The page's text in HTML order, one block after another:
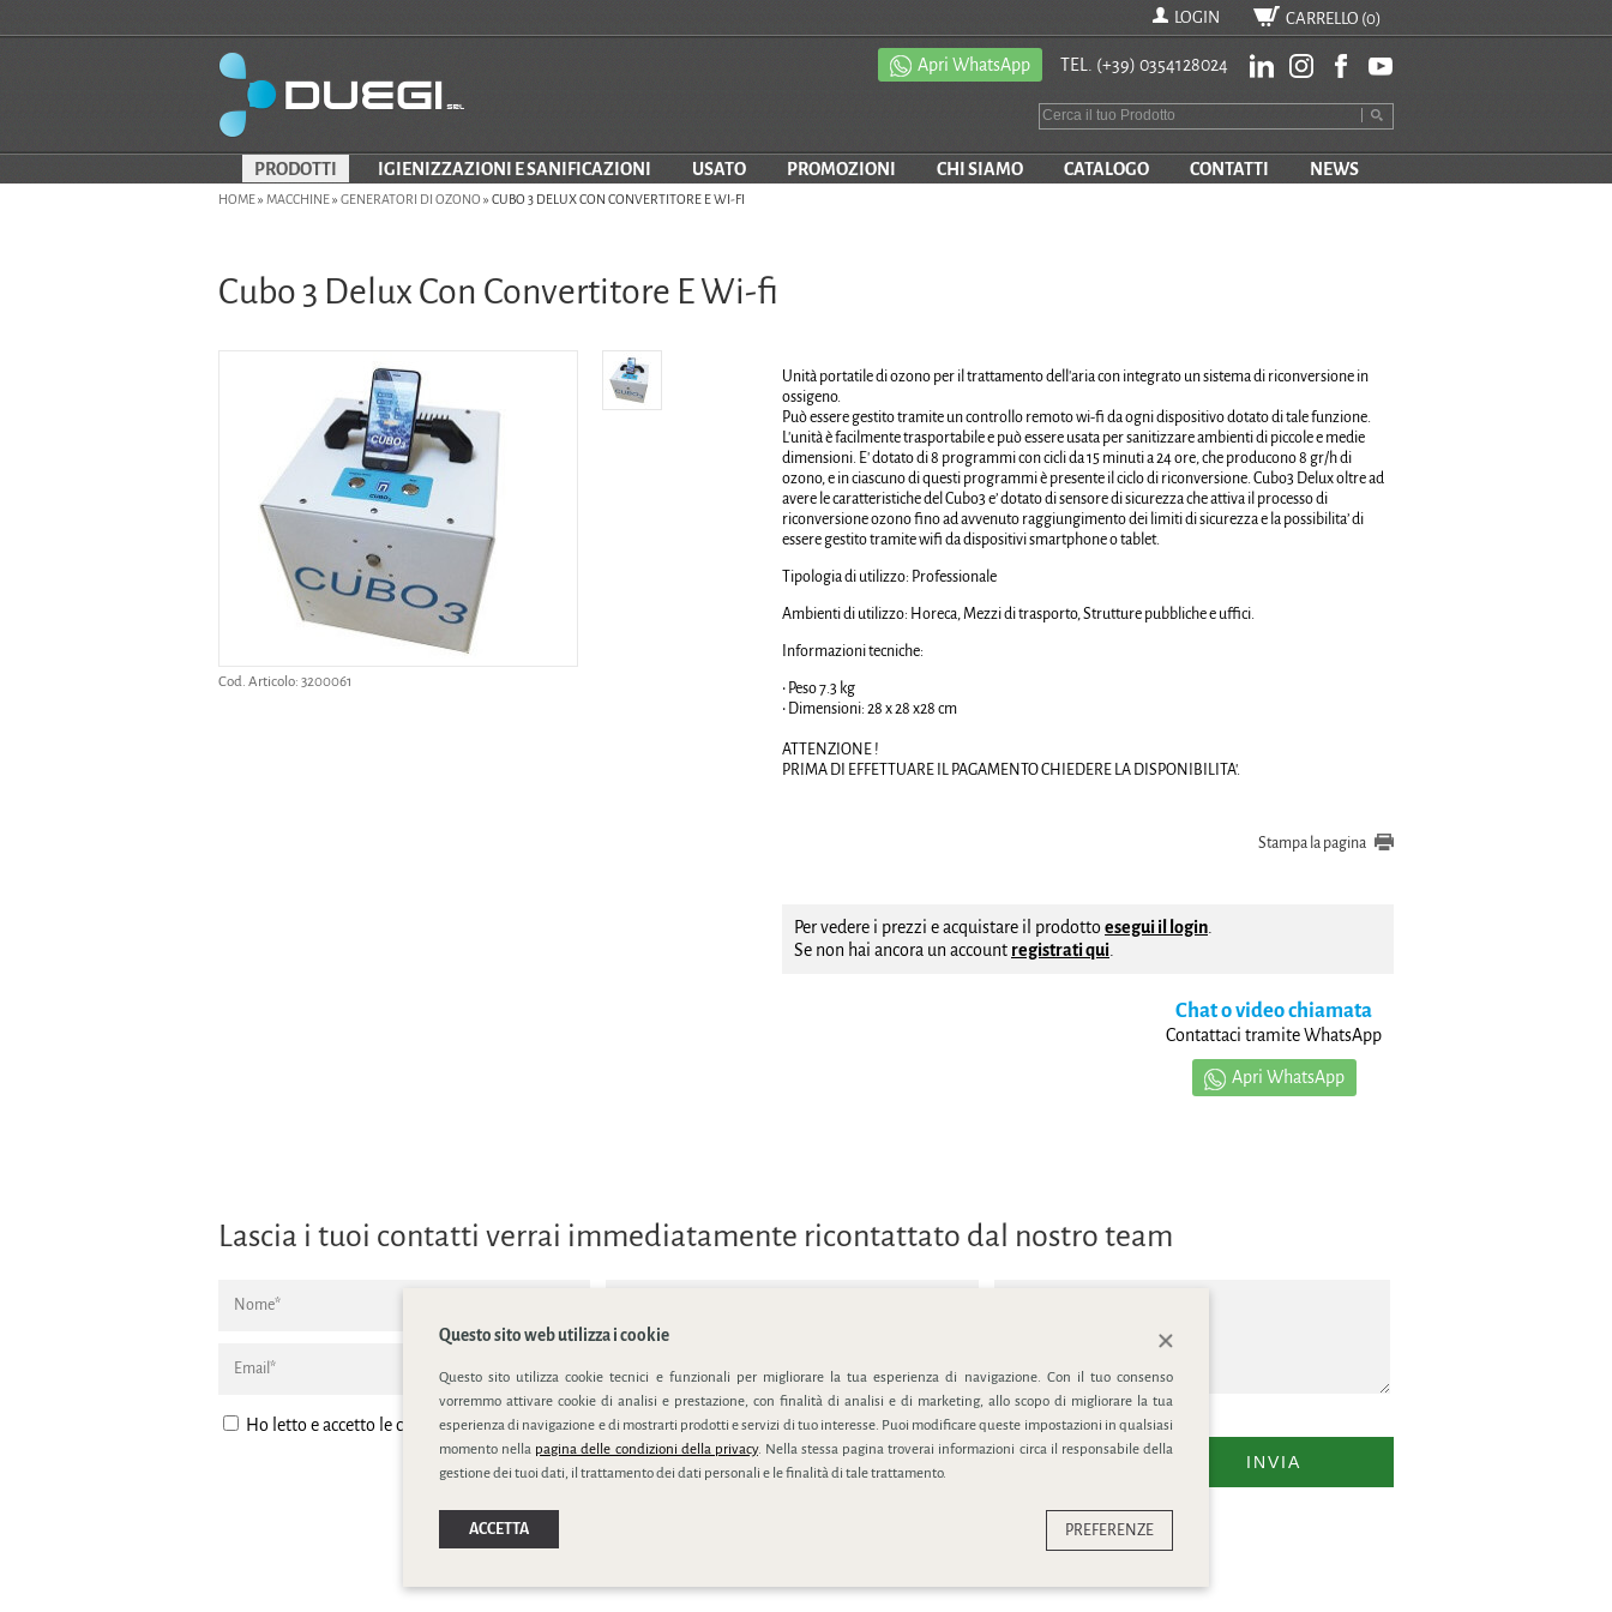
LOGIN CARRELLO (0)
Apri WhatsApp TEL. (+39) 0354128024
PRODOTTI IGIENIZZAZIONI E SANIFICAZIONI USATO PROMOZIONI CHI SIAMO CATALOGO CONTATTI NEWS
HOME» MACCHINE» GENERATORI DI OZONO » CUBO 3 DELUX CON CONVERTITORE E WI-FI
Cubo 3 Delux Con Convertitore E Wi-fi
Cod. Articolo: 3200061
Unità portatile di ozono per il trattamento dell'aria con integrato un sistema di riconversione in
ossigeno.
Può essere gestito tramite un controllo remoto wi-fi da ogni dispositivo dotato di tale funzione.
L'unità è facilmente trasportabile e può essere usata per sanitizzare ambienti di piccole e medie
dimensioni. E' dotato di 8 programmi con cicli da 15 minuti a 24 ore, che producono 8 gr/h di
ozono, e in ciascuno di questi programmi è presente il ciclo di riconversione. Cubo3 Delux oltre ad
avere le caratteristiche del Cubo3 e’ dotato di sensore di sicurezza che attiva il processo di
riconversione ozono fino ad avvenuto raggiungimento dei limiti di sicurezza e la possibilita’ di
essere gestito tramite wifi da dispositivi smartphone o tablet.
Tipologia di utilizzo: Professionale
Ambienti di utilizzo: Horeca, Mezzi di trasporto, Strutture pubbliche e uffici.
Informazioni tecniche:
• Peso 7.3 kg
• Dimensioni: 28 x 28 x28 cm
ATTENZIONE !
PRIMA DI EFFETTUARE IL PAGAMENTO CHIEDERE LA DISPONIBILITA'.
Stampa la pagina
Per vedere i prezzi e acquistare il prodottoesegui il login.
Se non hai ancora un account registrati qui.
Chat o video chiamata
Contattaci tramite WhatsApp
Apri WhatsApp
Lascia i tuoi contatti verrai immediatamente ricontattato dal nostro team
Ho letto e accetto le condizione della privacy policy
INVIA
Questo sito web utilizza i cookie
Questo sito utilizza cookie tecnici e funzionali per migliorare la tua esperienza di navigazione. Con il tuo consenso
vorremmo attivare cookie di analisi e prestazione, con finalità di analisi e di marketing, allo scopo di migliorare la tua
esperienza di navigazione e di mostrarti prodotti e servizi di tuo interesse. Puoi modificare queste impostazioni in qualsiasi
momento nella pagina delle condizioni della privacy. Nella stessa pagina troverai informazioni circa il responsabile della
gestione dei tuoi dati, il trattamento dei dati personali e le finalità di tale trattamento.
ACCETTA PREFERENZE